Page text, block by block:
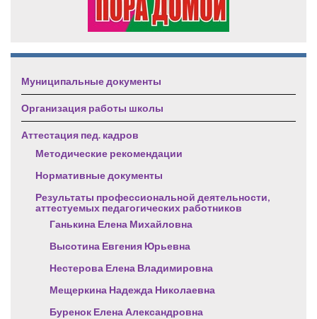
Муниципальные документы
Организация работы школы
Аттестация пед. кадров
Методические рекомендации
Нормативные документы
Результаты профессиональной деятельности,
аттестуемых педагогических работников
Ганькина Елена Михайловна
Высотина Евгения Юрьевна
Нестерова Елена Владимировна
Мещеркина Надежда Николаевна
Буренок Елена Александровна